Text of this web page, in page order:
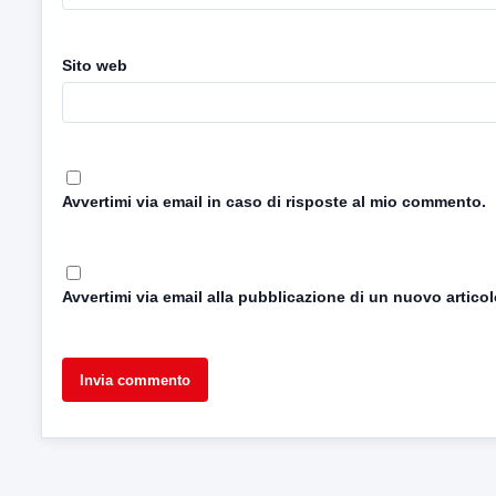
Sito web
Avvertimi via email in caso di risposte al mio commento.
Avvertimi via email alla pubblicazione di un nuovo